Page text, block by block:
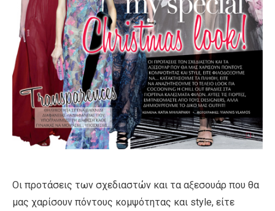
Οι προτάσεις των σχεδιαστών και τα αξεσουάρ που θα
μας χαρίσουν πόντους κομψότητας και style, είτε